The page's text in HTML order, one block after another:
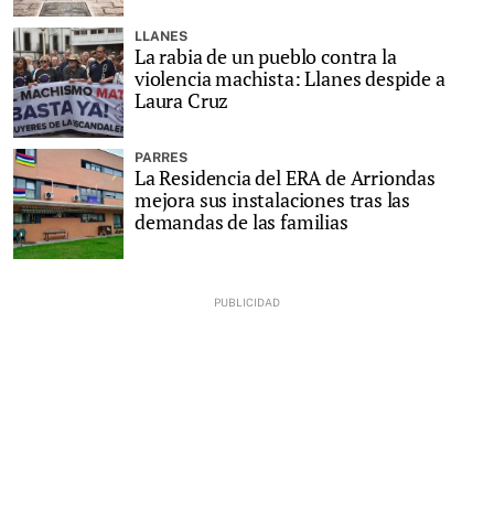
LLANES
La rabia de un pueblo contra la
violencia machista: Llanes despide a
Laura Cruz
PARRES
La Residencia del ERA de Arriondas
mejora sus instalaciones tras las
demandas de las familias